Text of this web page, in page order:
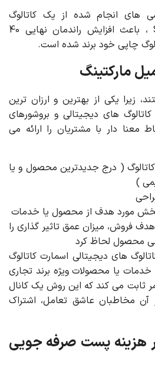
های انجام شده از یک کاتالوگ
دیجیتال Smart Catalog ، باعث افزایش راندمان نهایی 40
چاپی خود برند شده است.
مارکتینگ
زیرا یکی از بهترین و ارزان ترین
های دیجیتالی و بروشورهای
معنا دار با مشتریان را ارائه می
( درج جدیدترین محصول و یا
)
مورد هدف از محصول یا خدمات
فروش، میزان عمق تاثیر گذاری را
محصول لحاظ کرد
های دیجیتالی اسمارت کاتالوگ
50 درصد از خدمات یا محصولات ویژه برند تجاری
ثابت می کند که این روش یک کانال
مخاطبان عاشق تعامل، اشتراک
هزینه پست صرفه جویی